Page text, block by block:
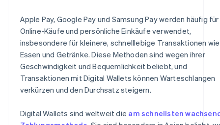
Apple Pay, Google Pay und Samsung Pay werden häufig für
Online-Käufe und persönliche Einkäufe verwendet,
insbesondere für kleinere, schnelllebige Transaktionen wie
Essen und Getränke. Diese Methoden sind wegen ihrer
Geschwindigkeit und Bequemlichkeit beliebt, und
Transaktionen mit Digital Wallets können Warteschlangen
verkürzen und den Durchsatz steigern.
Digital Wallets sind weltweit die am schnellsten